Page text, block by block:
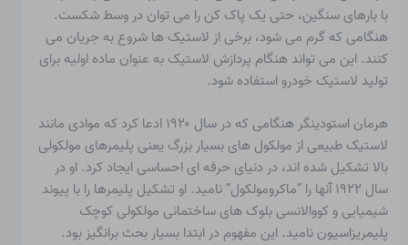
با بارهای سنگین، حتی یک پاک کن را می توان در وسط شکست.
هنگامی که گرم می شود، برخی از لاستیک ها شروع به جریان می
کنند. این می تواند هنگام پردازش لاستیک به عنوان ماده اولیه برای
تولید لاستیک خودرو استفاده شود.
هرمان استودینگر
هنگامی که در سال ۱۹۲۰ ادعا کرد که موادی مانند
لاستیک طبیعی از مولکول های بسیار بزرگ یعنی پلیمرهای مولکولی
بالا تشکیل شده اند، در دنیای حرفه ای احساسی ایجاد کرد. او در
سال ۱۹۲۲ آنها را “ماکرومولکول” نامید. او تشکیل پلیمرها را با پیوند
شیمیایی و کووالانسی بلوک های ساختمانی مولکولی کوچک
پلیمریزاسیون نامید. این مفهوم در ابتدا بسیار بحث برانگیز بود.